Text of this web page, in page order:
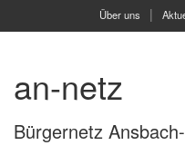
Über uns
an-netz
Bürgernetz